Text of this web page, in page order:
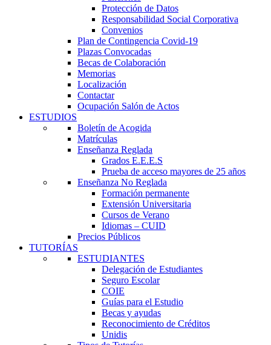
Protección de Datos
Responsabilidad Social Corporativa
Convenios
Plan de Contingencia Covid-19
Plazas Convocadas
Becas de Colaboración
Memorias
Localización
Contactar
Ocupación Salón de Actos
ESTUDIOS
Boletín de Acogida
Matrículas
Enseñanza Reglada
Grados E.E.E.S
Prueba de acceso mayores de 25 años
Enseñanza No Reglada
Formación permanente
Extensión Universitaria
Cursos de Verano
Idiomas – CUID
Precios Públicos
TUTORÍAS
ESTUDIANTES
Delegación de Estudiantes
Seguro Escolar
COIE
Guías para el Estudio
Becas y ayudas
Reconocimiento de Créditos
Unidis